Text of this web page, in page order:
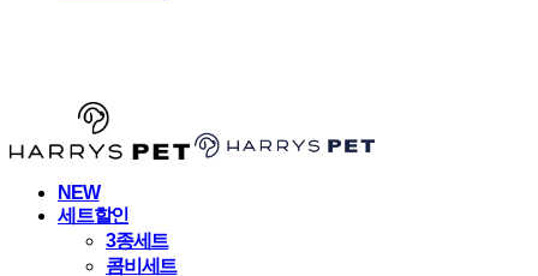
NEW
세트할인
3종세트
콤비세트